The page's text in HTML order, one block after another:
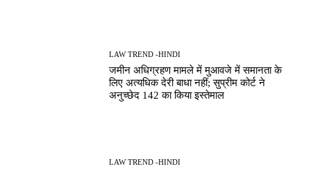
LAW TREND -HINDI
जमीन अधिग्रहण मामले में मुआवजे में समानता के
लिए अत्यधिक देरी बाधा नहीं; सुप्रीम कोर्ट ने
अनुच्छेद 142 का किया इस्तेमाल
LAW TREND -HINDI